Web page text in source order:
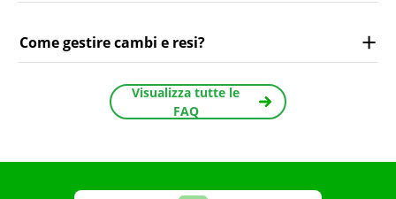
Come gestire cambi e resi?
Visualizza tutte le
FAQ